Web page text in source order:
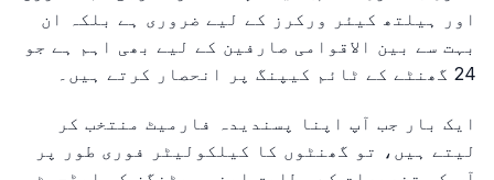
اور ہیلتھ کیئر ورکرز کے لیے ضروری ہے بلکہ ان
بہت سے بین الاقوامی صارفین کے لیے بھی اہم ہے جو
24 گھنٹے کے ٹائم کیپنگ پر انحصار کرتے ہیں۔
ایک بار جب آپ اپنا پسندیدہ فارمیٹ منتخب کر
لیتے ہیں، تو گھنٹوں کا کیلکولیٹر فوری طور پر